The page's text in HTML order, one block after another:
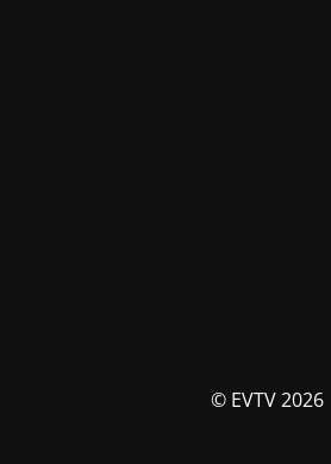
© EVTV 2026